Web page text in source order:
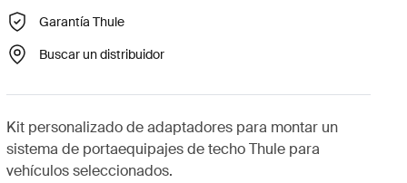
Garantía Thule
Buscar un distribuidor
Kit personalizado de adaptadores para montar un
sistema de portaequipajes de techo Thule para
vehículos seleccionados.